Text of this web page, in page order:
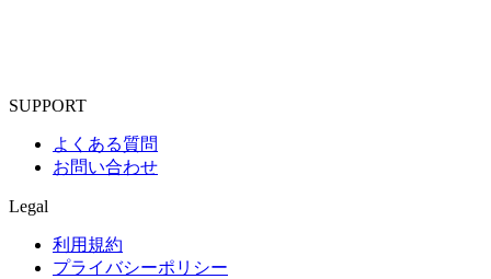
SUPPORT
よくある質問
お問い合わせ
Legal
利用規約
プライバシーポリシー